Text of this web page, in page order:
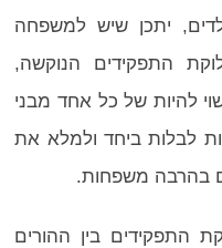
יתכן שיש למשפחה
התפקידים הנוקשה,
להיות של כל אחד מבני
לבלות ביחד ולמלא את
בהרבה משפחות.
התפקידים בין ההורים